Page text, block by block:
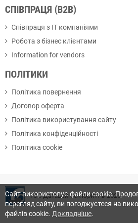
СПІВПРАЦЯ (B2B)
Співпраця з ІТ компаніями
Робота з бізнес клієнтами
Information for vendors
ПОЛІТИКИ
Політика повернення
Договор оферта
Політика використування сайту
Політика конфіденційності
Політика cookie
ТОВ Датавей сек'юриті © 2026
Cайт використовує файли cookie.
перегляд сайту, ви погоджуєтеся на
файлів cookie. Докладніше.